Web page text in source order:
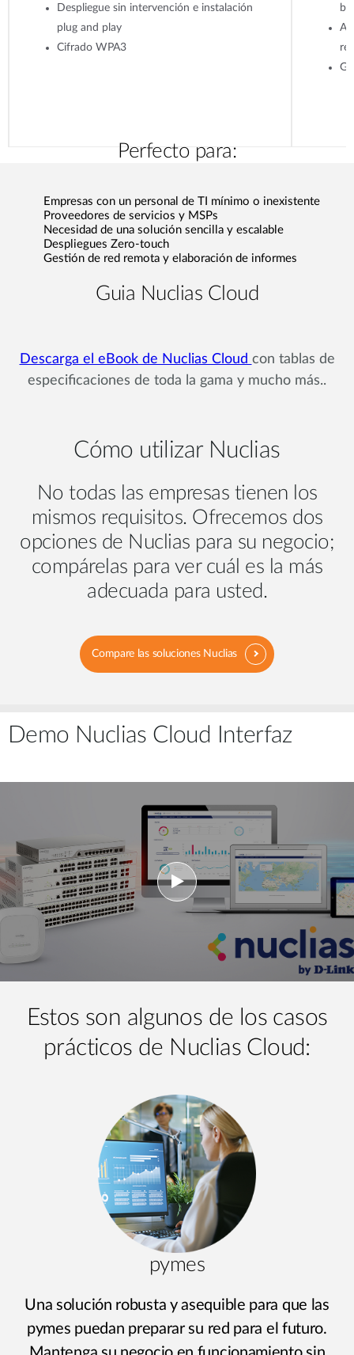
Despliegue sin intervención e instalación
plug and play
Cifrado WPA3
Perfecto para:
Empresas con un personal de TI mínimo o inexistente
Proveedores de servicios y MSPs
Necesidad de una solución sencilla y escalable
Despliegues Zero-touch
Gestión de red remota y elaboración de informes
Guia Nuclias Cloud
Descarga el eBook de Nuclias Cloud con tablas de
especificaciones de toda la gama y mucho más..
Cómo utilizar Nuclias
No todas las empresas tienen los
mismos requisitos. Ofrecemos dos
opciones de Nuclias para su negocio;
compárelas para ver cuál es la más
adecuada para usted.
Compare las soluciones Nuclias
Demo Nuclias Cloud Interfaz
Estos son algunos de los casos
prácticos de Nuclias Cloud:
pymes
Una solución robusta y asequible para que las
pymes puedan preparar su red para el futuro.